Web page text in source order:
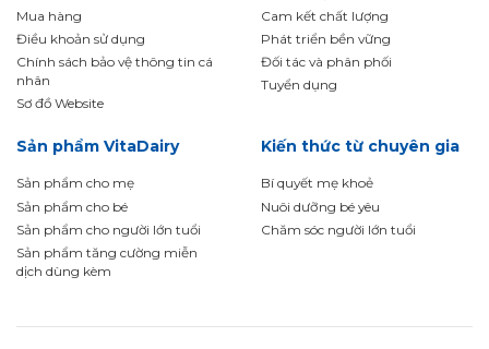
Mua hàng
Điều khoản sử dụng
Chính sách bảo vệ thông tin cá
nhân
Sơ đồ Website
Cam kết chất lượng
Phát triển bền vững
Đối tác và phân phối
Tuyển dụng
Sản phẩm VitaDairy
Sản phẩm cho mẹ
Sản phẩm cho bé
Sản phẩm cho người lớn tuổi
Sản phẩm tăng cường miễn
dịch dùng kèm
Kiến thức từ chuyên gia
Bí quyết mẹ khoẻ
Nuôi dưỡng bé yêu
Chăm sóc người lớn tuổi